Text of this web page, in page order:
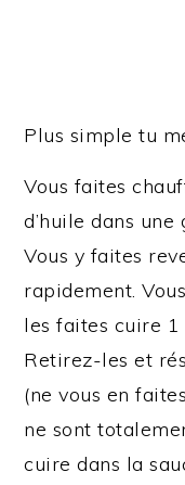
Plus simple tu
Vous faites
d’huile dans
Vous y faites
rapidement.
les faites cuire 1
Retirez-les et
(ne vous en
ne sont
cuire dans la